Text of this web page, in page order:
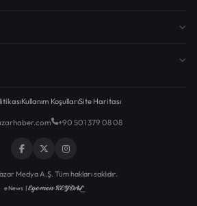
Kullanım KoşullarıSite Haritası
+90 501 379 08 08
Medya A.Ş. Tüm hakları saklıdır.
eNews |Egemen KEYDAL